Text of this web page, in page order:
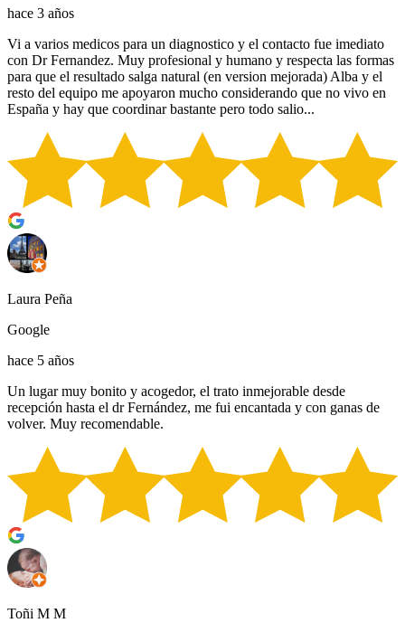
hace 3 años
Vi a varios medicos para un diagnostico y el contacto fue imediato
con Dr Fernandez. Muy profesional y humano y respecta las formas
para que el resultado salga natural (en version mejorada) Alba y el
resto del equipo me apoyaron mucho considerando que no vivo en
España y hay que coordinar bastante pero todo salio...
Laura Peña
Google
hace 5 años
Un lugar muy bonito y acogedor, el trato inmejorable desde
recepción hasta el dr Fernández, me fui encantada y con ganas de
volver. Muy recomendable.
Toñi M M